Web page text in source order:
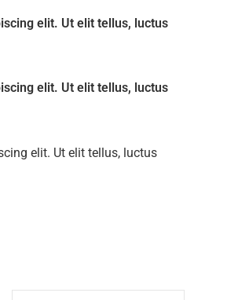
elit. Ut elit tellus, luctus
elit. Ut elit tellus, luctus
elit. Ut elit tellus, luctus